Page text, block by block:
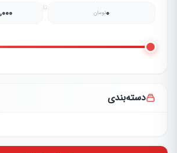
0تومان تا
دسته‌بندی